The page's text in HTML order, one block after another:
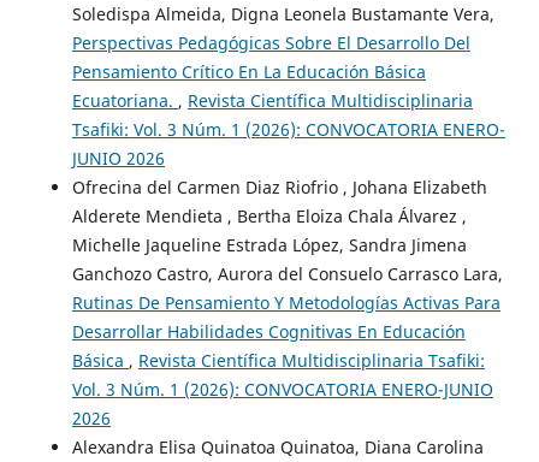
Soledispa Almeida, Digna Leonela Bustamante Vera,
Perspectivas Pedagógicas Sobre El Desarrollo Del
Pensamiento Crítico En La Educación Básica
Ecuatoriana. , Revista Científica Multidisciplinaria
Tsafiki: Vol. 3 Núm. 1 (2026): CONVOCATORIA ENERO-
JUNIO 2026
Ofrecina del Carmen Diaz Riofrio , Johana Elizabeth
Alderete Mendieta , Bertha Eloiza Chala Álvarez ,
Michelle Jaqueline Estrada López, Sandra Jimena
Ganchozo Castro, Aurora del Consuelo Carrasco Lara,
Rutinas De Pensamiento Y Metodologías Activas Para
Desarrollar Habilidades Cognitivas En Educación
Básica , Revista Científica Multidisciplinaria Tsafiki:
Vol. 3 Núm. 1 (2026): CONVOCATORIA ENERO-JUNIO
2026
Alexandra Elisa Quinatoa Quinatoa, Diana Carolina